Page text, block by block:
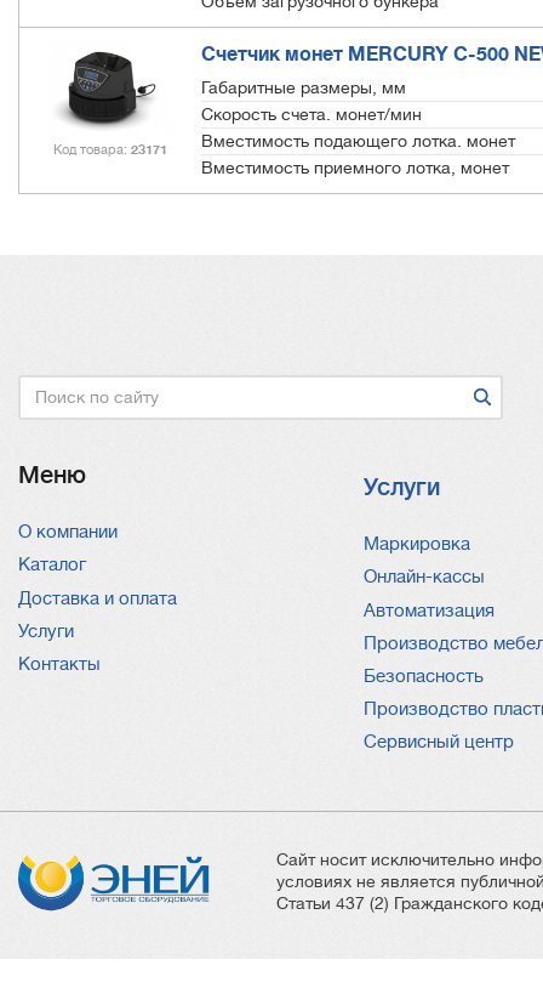
Код товара 23171
Счетчик монет MERCURY C-500
Габаритные размеры, мм
Скорость счета. монет/мин
Вместимость подающего лотка. монет
Вместимость приемного лотка, монет
Поиск
Меню
О компании
Каталог
Доставка и оплата
Услуги
Контакты
Услуги
Услуги
Маркировка
Онлайн-кассы
Автоматизация
Производство
Безопасность
Производство
Сервисный центр
Сайт носит исключительно
условиях не является
Статьи 437 (2) Гражданского